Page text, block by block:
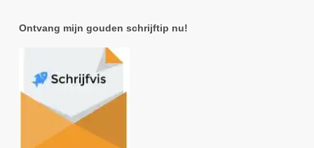
Ontvang mijn gouden schrijftip nu!